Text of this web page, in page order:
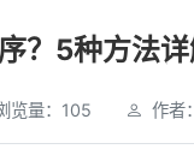
？5种方法
览量：105 作者